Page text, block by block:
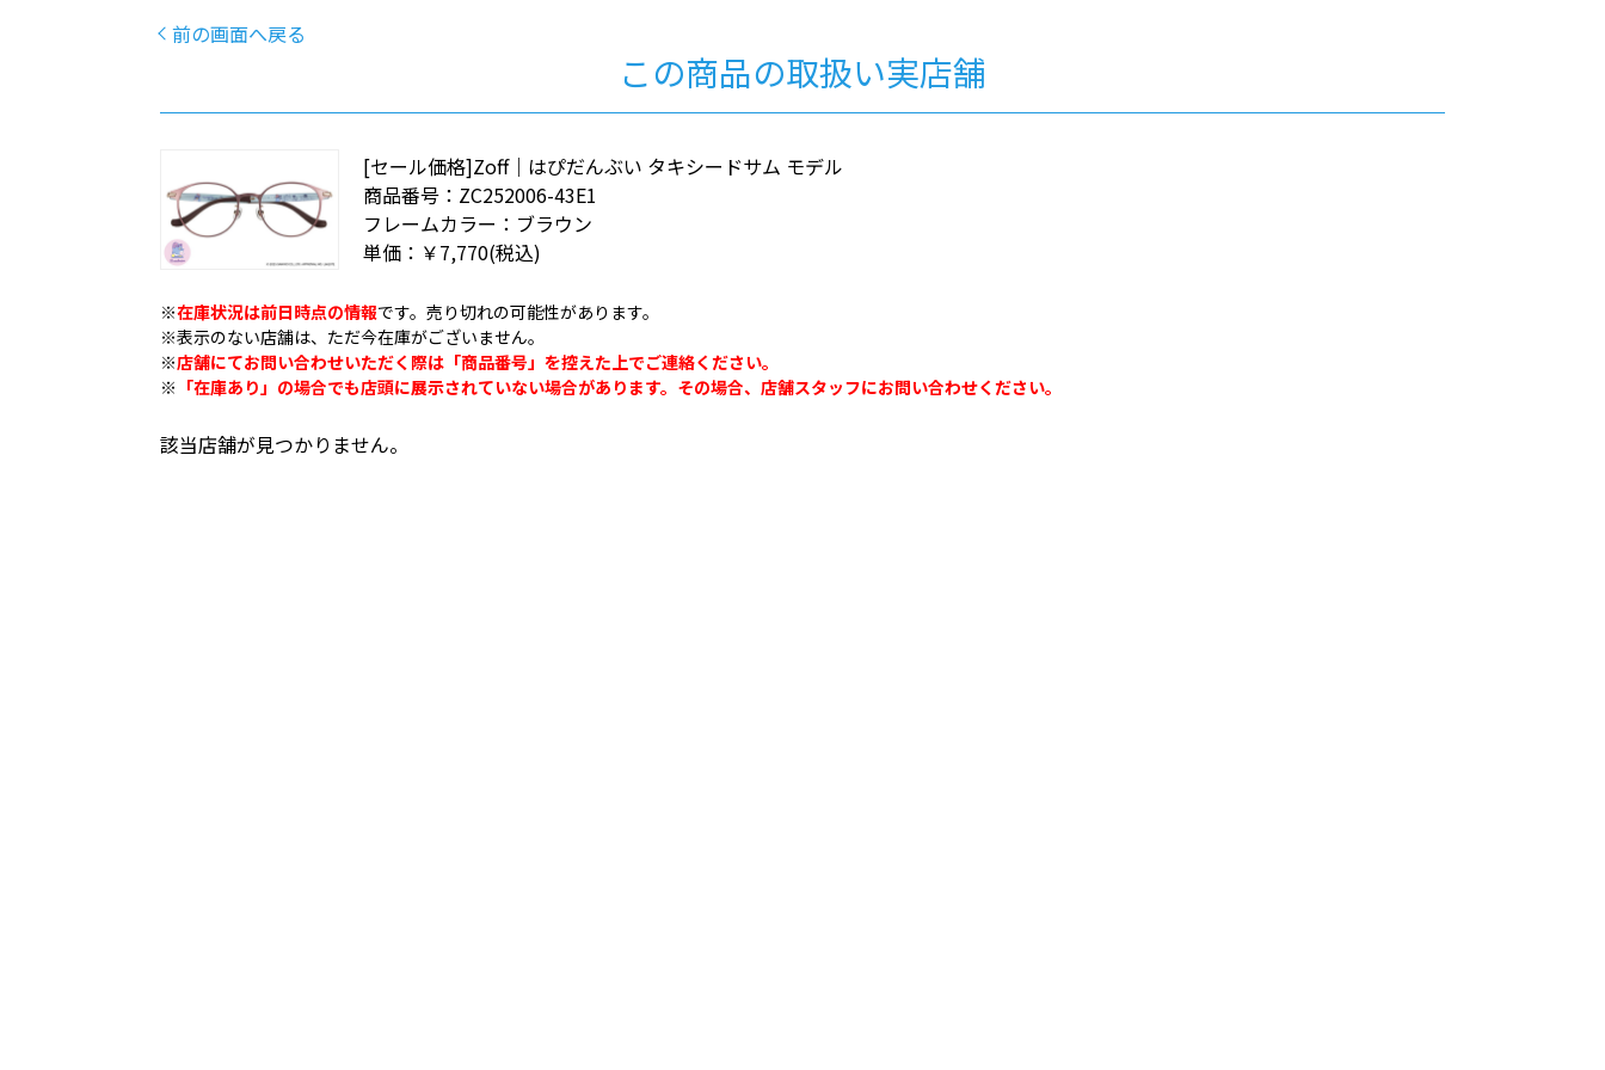
前の画面へ戻る
この商品の取扱い実店舗
[セール価格]Zoff｜はぴだんぶい タキシードサム モデル
商品番号： ZC252006-43E1
フレームカラー： ブラウン
単価： ￥7,770(税込)
※在庫状況は前日時点の情報です。売り切れの可能性があります。
※表示のない店舗は、ただ今在庫がございません。
※店舗にてお問い合わせいただく際は「商品番号」を控えた上でご連絡ください。
※ 「在庫あり」の場合でも店頭に展示されていない場合があります。その場合、店舗スタッフにお問い合わせください。
該当店舗が見つかりません。